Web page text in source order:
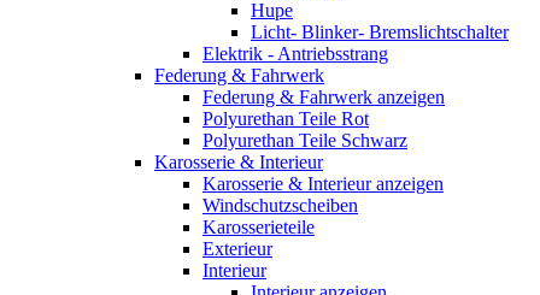
Hupe
Licht- Blinker- Bremslichtschalter
Elektrik - Antriebsstrang
Federung & Fahrwerk
Federung & Fahrwerk anzeigen
Polyurethan Teile Rot
Polyurethan Teile Schwarz
Karosserie & Interieur
Karosserie & Interieur anzeigen
Windschutzscheiben
Karosserieteile
Exterieur
Interieur